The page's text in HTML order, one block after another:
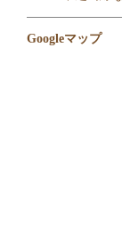
Googleマップ